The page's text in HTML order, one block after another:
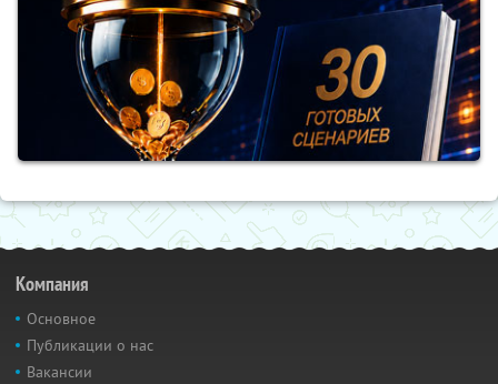
Компания
Основное
Публикации о нас
Вакансии